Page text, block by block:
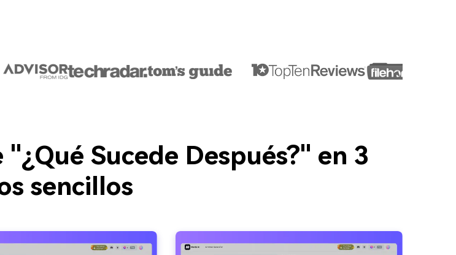
Sucede Después?" en 3
sencillos